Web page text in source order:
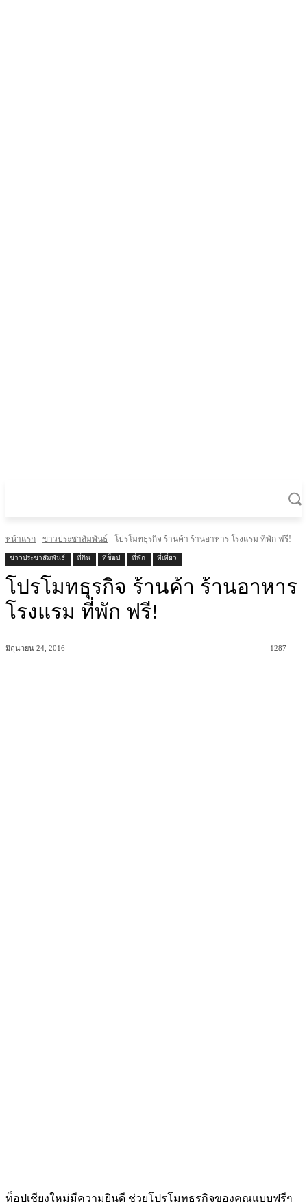
หน้าแรก ข่าวประชาสัมพันธ์ โปรโมทธุรกิจ ร้านค้า ร้านอาหาร โรงแรม ที่พัก ฟรี!
ข่าวประชาสัมพันธ์ ที่กิน ที่ช็อป ที่พัก ที่เที่ยว
โปรโมทธุรกิจ ร้านค้า ร้านอาหาร
โรงแรม ที่พัก ฟรี!
มิถุนายน 24, 2016 1287
ท็อปเชียงใหม่มีความยินดี ช่วยโปรโมทธุรกิจของคุณแบบฟรีๆ